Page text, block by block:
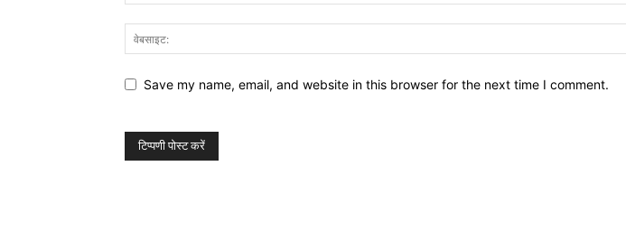
Save my name, email, and website in this browser for the next time I comment.